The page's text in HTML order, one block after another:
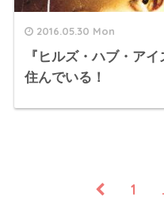
2016.05.30 Mon
『ヒルズ・ハブ・ア
住んでいる！
1